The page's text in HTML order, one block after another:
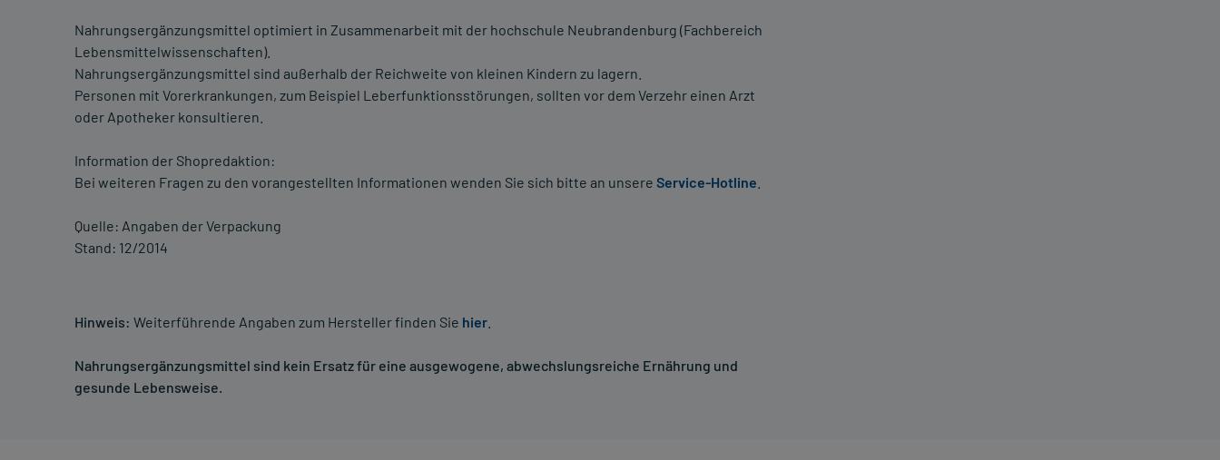
Nahrungsergänzungsmittel optimiert in Zusammenarbeit mit der hochschule Neubrandenburg (Fachbereich
Lebensmittelwissenschaften).
Nahrungsergänzungsmittel sind außerhalb der Reichweite von kleinen Kindern zu lagern.
Personen mit Vorerkrankungen, zum Beispiel Leberfunktionsstörungen, sollten vor dem Verzehr einen Arzt
oder Apotheker konsultieren.
Information der Shopredaktion:
Bei weiteren Fragen zu den vorangestellten Informationen wenden Sie sich bitte an unsere Service-Hotline
Quelle: Angaben der Verpackung
Stand: 12/2014
Hinweis: Weiterführende Angaben zum Hersteller finden Sie hier
Nahrungsergänzungsmittel sind kein Ersatz für eine ausgewogene, abwechslungsreiche Ernährung und
gesunde Lebensweise.